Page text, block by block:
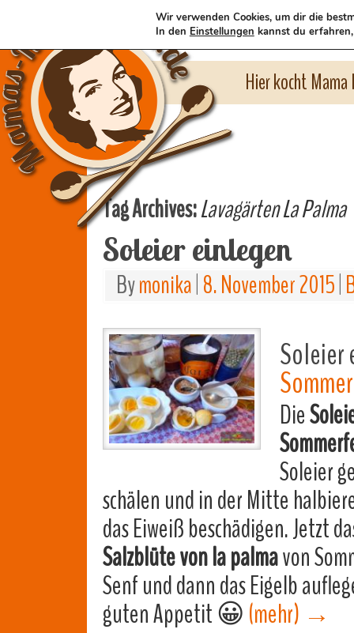
Hier kocht
Tag Archives:Lavagärten La Palma
Soleier einlegen
Bymonika 8. November 2015
Soleier
Die
Soleier
schälen und in der Mitte
das Eiweiß beschädigen. Jetzt
Salzblüte von la palmavon
Senf und dann das Eigelb
guten Appetit 😀 (mehr) →
Wir verwenden Cookies, um dir die
In den Einstellungen kannst du